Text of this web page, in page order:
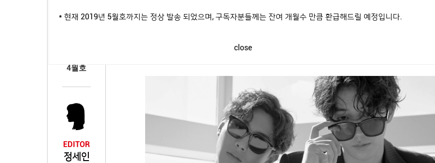
* 현재 2019년 5월호까지는 정상 발송 되었으며, 구독자분들께는 잔여 개월수 만큼 환급해드릴 예정입니다.
close
우연한 만남을 이룬 그들은 어느덧 발맞춰 길을 걷는 아름다운 우정을 나누고 있습니다. 연예
브로맨스를 보여주는 남주혁과 지수가 하와이로 떠났습니다. 빛나는 햇살과 자유로운 분위기
4월호
EDITOR
정세인